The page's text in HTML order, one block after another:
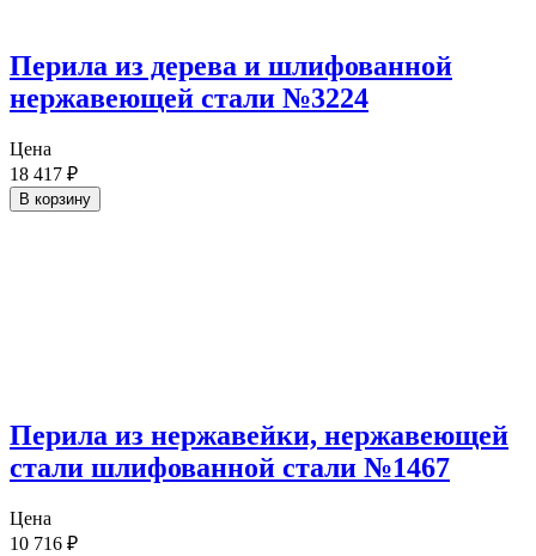
Перила из дерева и шлифованной
нержавеющей стали №3224
Цена
18 417 ₽
В корзину
Перила из нержавейки, нержавеющей
стали шлифованной стали №1467
Цена
10 716 ₽